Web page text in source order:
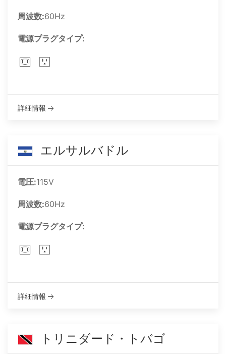
周波数:60Hz
電源プラグタイプ:
詳細情報
エルサルバドル
電圧:115V
周波数:60Hz
電源プラグタイプ:
詳細情報
トリニダード・トバゴ